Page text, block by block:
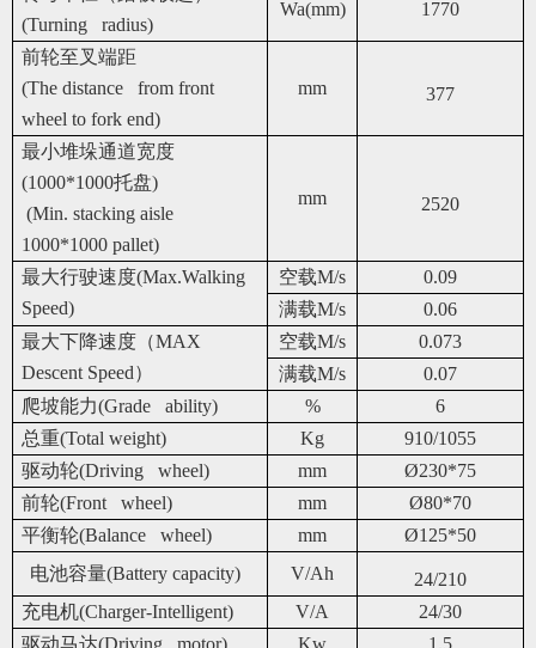
(Turning radius)
Wa(mm) 1770
前轮至叉端距
(The distance from front
wheel to fork end)
mm 377
最小堆垛通道宽度
(1000*1000托盘)
(Min. stacking aisle
1000*1000 pallet)
mm 2520
最大行驶速度(Max.Walking
Speed)
空载M/s
0.09
满载M/s
0.06
最大下降速度（MAX
Descent Speed）
空载M/s
0.073
满载M/s
0.07
爬坡能力(Grade ability)
%
6
总重(Total weight)
Kg
910/1055
驱动轮(Driving wheel)
mm
Ø230*75
前轮(Front wheel)
mm
Ø80*70
平衡轮(Balance wheel)
mm
Ø125*50
电池容量(Battery capacity)
V/Ah
24/210
充电机(Charger-Intelligent)
V/A
24/30
驱动马达(Driving motor)
Kw
1.5